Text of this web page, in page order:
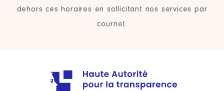
dehors ces horaires en sollicitant nos services par
courriel.